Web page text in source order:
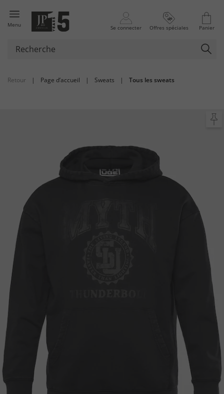
Menu Se connecter Offres spéciales Panier
Retour | Page d’accueil | Sweats | Tous les sweats